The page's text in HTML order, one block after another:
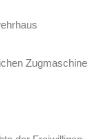
Zugmaschine